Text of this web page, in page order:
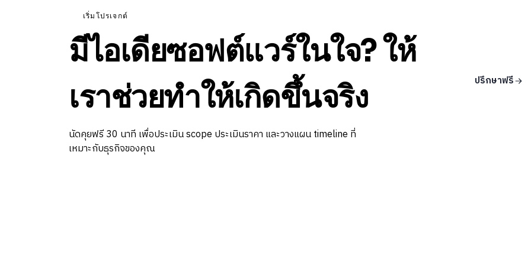
เริ่มโปรเจกต์
มีไอเดียซอฟต์แวร์ในใจ? ให้
เราช่วยทำให้เกิดขึ้นจริง
นัดคุยฟรี 30 นาที เพื่อประเมิน scope ประเมินราคา และวางแผน timeline ที่
เหมาะกับธุรกิจของคุณ
ปรึกษาฟรี